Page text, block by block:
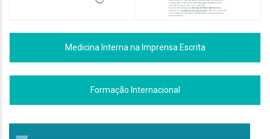
Medicina Interna na Imprensa Escrita
Formação Internacional